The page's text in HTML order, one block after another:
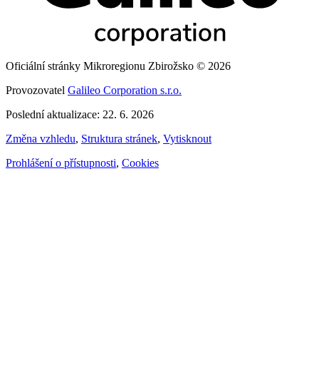
Oficiální stránky Mikroregionu Zbirožsko © 2026
Provozovatel Galileo Corporation s.r.o.
Poslední aktualizace: 22. 6. 2026
Změna vzhledu, Struktura stránek, Vytisknout
Prohlášení o přístupnosti, Cookies